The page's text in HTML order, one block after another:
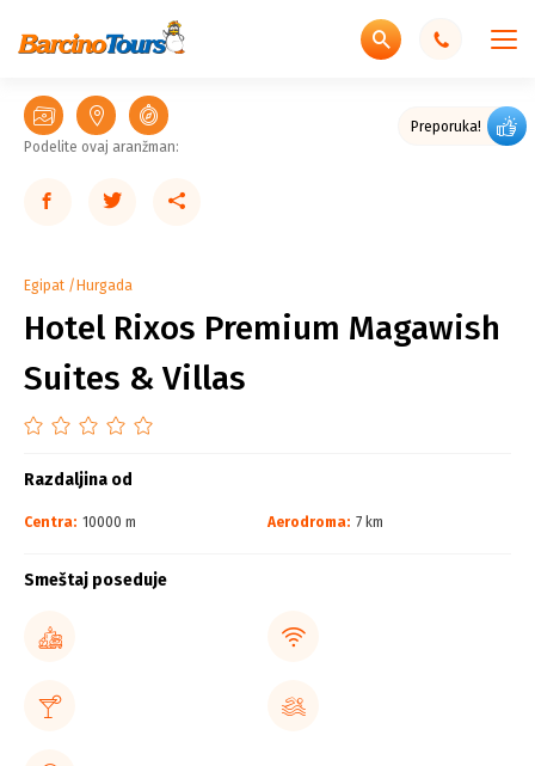
Preporuka!
Podelite ovaj aranžman:
Egipat Hurgada
Hotel Rixos Premium Magawish
Suites & Villas
Razdaljina od
Centra: 10000 m Aerodroma: 7 km
Smeštaj poseduje